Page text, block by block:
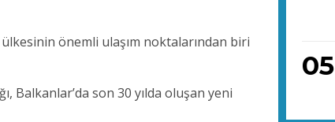
önemli ulaşım noktalarından biri
Balkanlar’da son 30 yılda oluşan yeni